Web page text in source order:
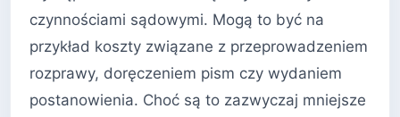
czynnościami sądowymi. Mogą to być na
przykład koszty związane z przeprowadzeniem
rozprawy, doręczeniem pism czy wydaniem
postanowienia. Choć są to zazwyczaj mniejsze